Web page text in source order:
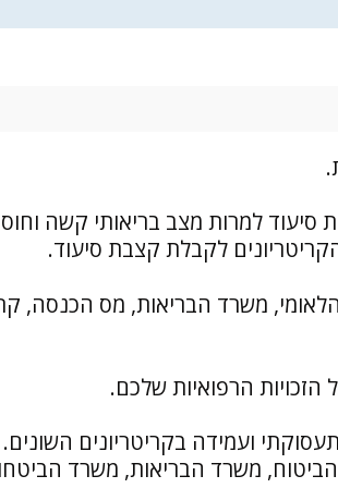
למרות מצב בריאותי קשה
לקבלת קצבת סיעוד.
מול הביטוח הלאומי, משרד הבריאות, מס הכנסה,
הרפואיות שלכם.
ועמידה בקריטריונים השונים.
משרד הבריאות, משרד